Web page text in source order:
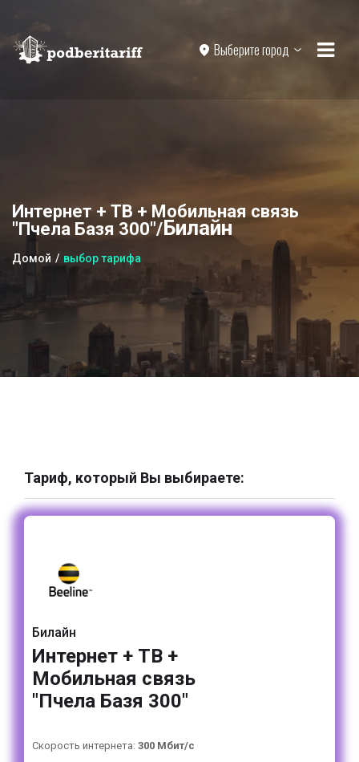
Выберите город
Интернет + ТВ + Мобильная связь
"Пчела Базя 300"/Билайн
Домой выбор тарифа
Тариф, который Вы выбираете:
Билайн
Интернет + ТВ +
Мобильная связь
"Пчела Базя 300"
Скорость интернета: 300 Мбит/с